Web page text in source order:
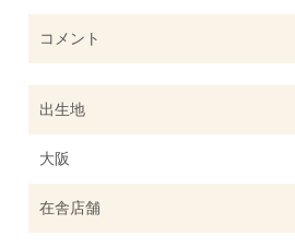
コメント
出生地
大阪
在舎店舗